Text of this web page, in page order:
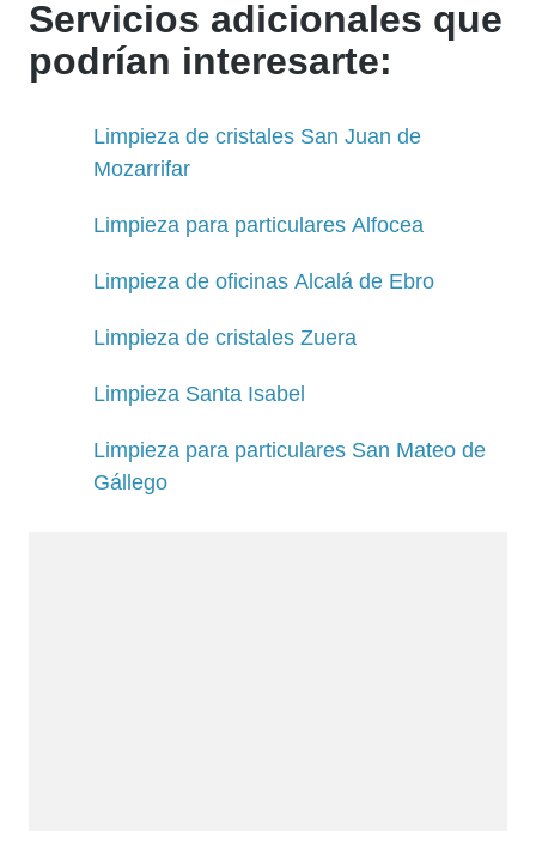
Servicios adicionales que
podrían interesarte:
Limpieza de cristales San Juan de
Mozarrifar
Limpieza para particulares Alfocea
Limpieza de oficinas Alcalá de Ebro
Limpieza de cristales Zuera
Limpieza Santa Isabel
Limpieza para particulares San Mateo de
Gállego